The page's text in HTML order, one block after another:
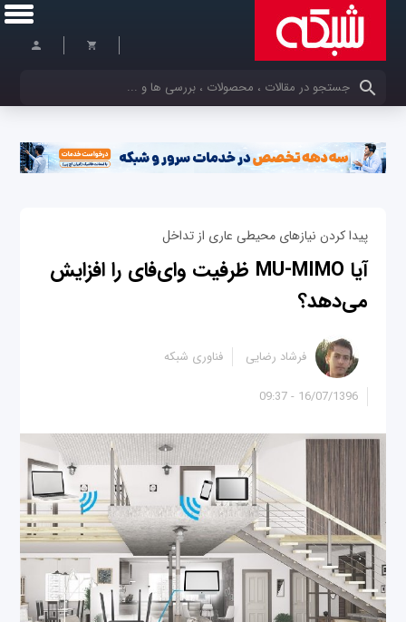
کلمات کلیدی خود را وارد کنید
پیدا کردن نیازهای محیطی عاری از تداخل
آیا MU-MIMO ظرفیت وای‌فای را افزایش
می‌دهد؟
16/07/1396 - 09:37
فرشاد رضایی فناوری شبکه